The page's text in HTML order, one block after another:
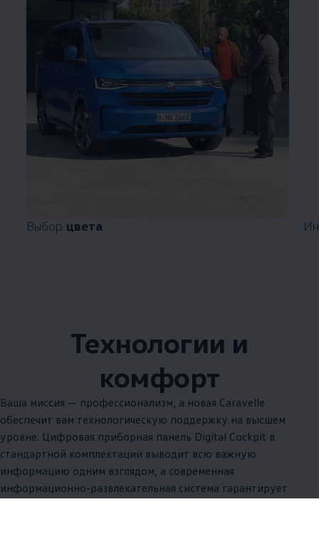
Выбор цвета
Технологии и
комфорт
Ваша миссия — профессионализм, а новая Caravelle
обеспечит вам технологическую поддержку на высшем
уровне. Цифровая приборная панель Digital Cockpit в
стандартной комплектации выводит всю важную
информацию одним взглядом, а современная
информационно-развлекательная система гарантирует